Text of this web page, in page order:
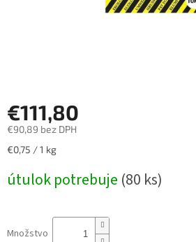
€111,80
€90,89 bez DPH
Jednotková
€0,75 / 1 kg
útulok potrebuje (80 ks)
Množstvo